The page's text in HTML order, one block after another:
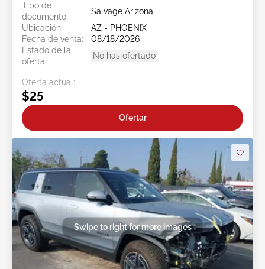
Tipo de
documento:
Salvage Arizona
Ubicación:
AZ - PHOENIX
Fecha de venta:
08/18/2026
Estado de la
oferta:
No has ofertado
Oferta actual:
$25
Ofertar
Swipe to right for more images